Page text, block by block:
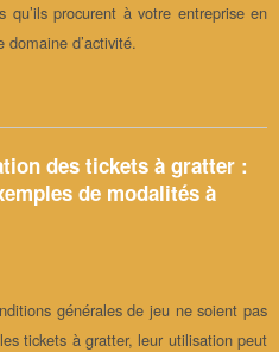
qu’ils procurent à votre entreprise en
domaine d’activité.
des tickets à gratter :
de modalités à
générales de jeu ne soient pas
tickets à gratter, leur utilisation peut